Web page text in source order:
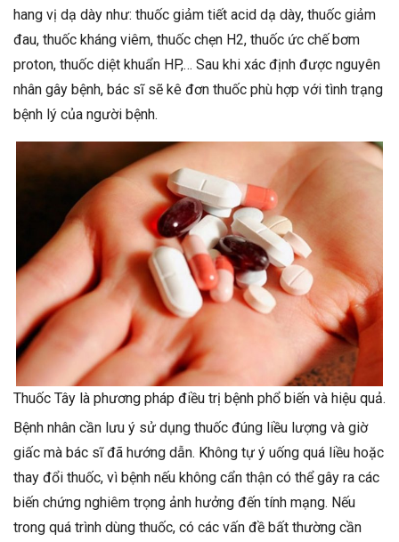
hang vị dạ dày như: thuốc giảm tiết acid dạ dày, thuốc giảm
đau, thuốc kháng viêm, thuốc chẹn H2, thuốc ức chế bơm
proton, thuốc diệt khuẩn HP,… Sau khi xác định được nguyên
nhân gây bệnh, bác sĩ sẽ kê đơn thuốc phù hợp với tình trạng
bệnh lý của người bệnh.
Thuốc Tây là phương pháp điều trị bệnh phổ biến và hiệu quả.
Bệnh nhân cần lưu ý sử dụng thuốc đúng liều lượng và giờ
giấc mà bác sĩ đã hướng dẫn. Không tự ý uống quá liều hoặc
thay đổi thuốc, vì bệnh nếu không cẩn thận có thể gây ra các
biến chứng nghiêm trọng ảnh hưởng đến tính mạng. Nếu
trong quá trình dùng thuốc, có các vấn đề bất thường cần